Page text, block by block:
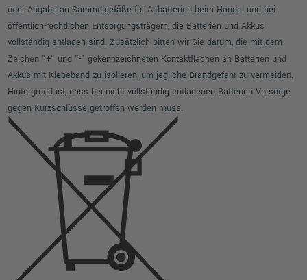
oder Abgabe an Sammelgefäße für Altbatterien beim Handel und bei
öffentlich-rechtlichen Entsorgungsträgern, die Batterien und Akkus
vollständig entladen sind. Zusätzlich bitten wir Sie darum, die mit dem
Zeichen "+" und "-" gekennzeichneten Kontaktflächen an Batterien und
Akkus mit Klebeband zu isolieren, um jegliche Brandgefahr zu vermeiden.
Hintergrund ist, dass bei nicht vollständig entladenen Batterien Vorsorge
gegen Kurzschlüsse getroffen werden muss.